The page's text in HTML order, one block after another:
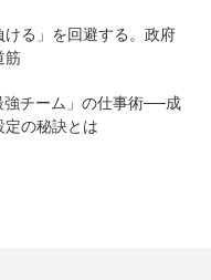
ける」を回避する。政府
筋
強チーム」の仕事術──成
の秘訣とは